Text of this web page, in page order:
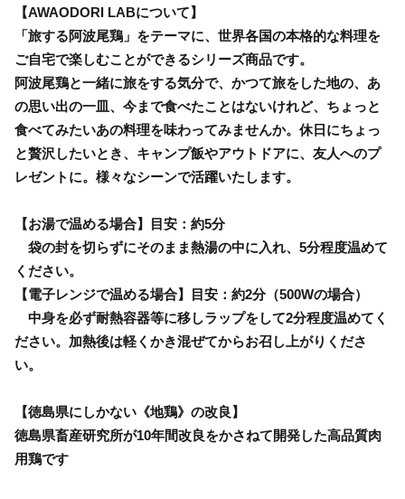
【AWAODORI LABについて】
「旅する阿波尾鶏」をテーマに、世界各国の本格的な料理を
ご自宅で楽しむことができるシリーズ商品です。
阿波尾鶏と一緒に旅をする気分で、かつて旅をした地の、あ
の思い出の一皿、今まで食べたことはないけれど、ちょっと
食べてみたいあの料理を味わってみませんか。休日にちょっ
と贅沢したいとき、キャンプ飯やアウトドアに、友人へのプ
レゼントに。様々なシーンで活躍いたします。
【お湯で温める場合】目安：約5分
袋の封を切らずにそのまま熱湯の中に入れ、5分程度温めて
ください。
【電子レンジで温める場合】目安：約2分（500Wの場合）
中身を必ず耐熱容器等に移しラップをして2分程度温めてく
ださい。加熱後は軽くかき混ぜてからお召し上がりくださ
い。
【徳島県にしかない《地鶏》の改良】
徳島県畜産研究所が10年間改良をかさねて開発した高品質肉
用鶏です